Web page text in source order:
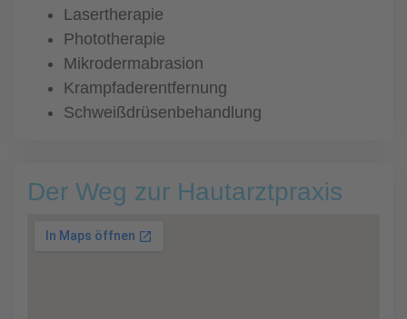
Lasertherapie
Phototherapie
Mikrodermabrasion
Krampfaderentfernung
Schweißdrüsenbehandlung
Der Weg zur Hautarztpraxis